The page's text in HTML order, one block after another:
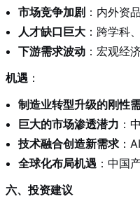
市场竞争加剧 ：内外资
人才缺口巨大 ：跨学科
下游需求波动 ：宏观经
机遇 ：
制造业转型升级的刚性
巨大的市场渗透潜力 ：
技术融合创造新需求 ：
全球化布局机遇 ：中国
六、投资建议